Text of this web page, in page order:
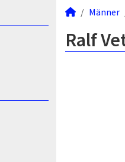
Männer
Ralf